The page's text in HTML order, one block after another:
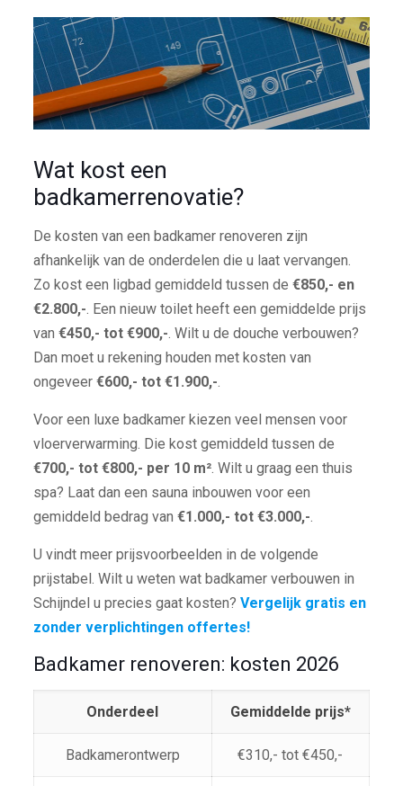
Wat kost een
badkamerrenovatie?
De kosten van een badkamer renoveren zijn
afhankelijk van de onderdelen die u laat vervangen.
Zo kost een ligbad gemiddeld tussen de €850,- en
€2.800,-. Een nieuw toilet heeft een gemiddelde prijs
van €450,- tot €900,-. Wilt u de douche verbouwen?
Dan moet u rekening houden met kosten van
ongeveer €600,- tot €1.900,-.
Voor een luxe badkamer kiezen veel mensen voor
vloerverwarming. Die kost gemiddeld tussen de
€700,- tot €800,- per 10 m². Wilt u graag een thuis
spa? Laat dan een sauna inbouwen voor een
gemiddeld bedrag van €1.000,- tot €3.000,-.
U vindt meer prijsvoorbeelden in de volgende
prijstabel. Wilt u weten wat badkamer verbouwen in
Schijndel u precies gaat kosten? Vergelijk gratis en
zonder verplichtingen offertes!
Badkamer renoveren: kosten 2026
Onderdeel Gemiddelde prijs*
Badkamerontwerp €310,- tot €450,-